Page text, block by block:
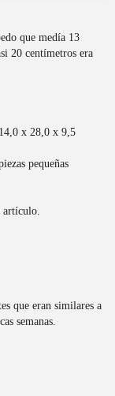
que medía 13
20 centímetros era
x 28,0 x 9,5
pequeñas
artículo.
que eran similares a
semanas.